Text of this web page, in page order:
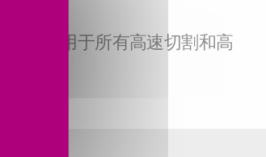
术可应用于所有高速切割和高